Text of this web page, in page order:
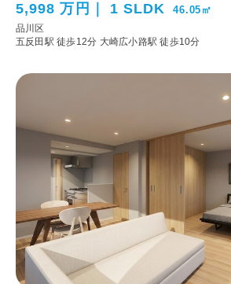
5,998 万円 1 SLDK 46.05㎡
品川区
五反田駅 徒歩12分 大崎広小路駅 徒歩10分